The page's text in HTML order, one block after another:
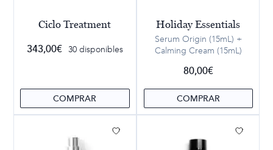
Ciclo Treatment
343,00€ 30 disponibles
COMPRAR
Holiday Essentials
Serum Origin (15mL) +
Calming Cream (15mL)
80,00€
COMPRAR